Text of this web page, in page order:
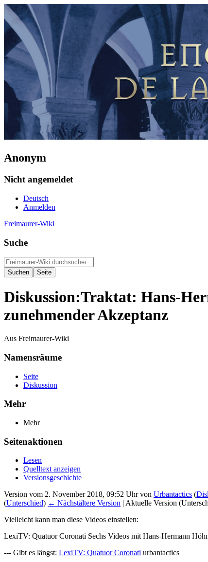
Anonym
Nicht angemeldet
Deutsch
Anmelden
Freimaurer-Wiki
Suche
Diskussion:Traktat: Hans-
zunehmender Akzeptanz
Aus Freimaurer-Wiki
Namensräume
Seite
Diskussion
Mehr
Mehr
Seitenaktionen
Lesen
Quelltext anzeigen
Versionsgeschichte
Version vom 2. November 2018, 09:52 Uhr von Urbantactics (
(Unterschied) ← Nächstältere Version | Aktuelle Version
Vielleicht kann man diese Videos einstellen:
LexiTV: Quatuor Coronati Sechs Videos mit Hans-Hermann
--- Gibt es längst: LexiTV: Quatuor Coronati urbantactics